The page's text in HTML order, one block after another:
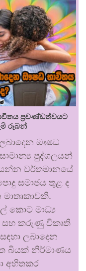
ප්‍රචණ්ඩත්වයට
රූබන්
ඖෂධ
පුද්ගලයන්
වර්තමානයේ
සමාජය තුළ ද
කොට මාධ්‍ය
සහ කරුණු විකෘති
ලබාදෙන
බියක් නිර්මාණය
අහිතකර